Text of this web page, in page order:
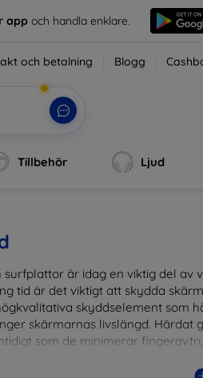
app och handla enklare.
och betalning Blogg
Tillbehör Ljud
surfplattor är idag en viktig del av
tid är det viktigt att skydda
skyddselement som
skärmarnas livslängd.
som de minimerar
att varje kund hittar det